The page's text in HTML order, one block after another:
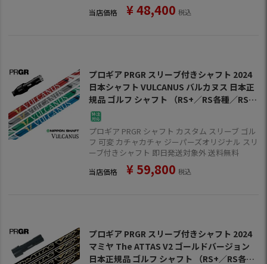
当店価格 ¥48,400 税込
プロギア PRGR スリーブ付きシャフト 2024
日本シャフト VULCANUS バルカヌス 日本正
規品 ゴルフ シャフト （RS+／RS各種／RSF
各種 ）
プロギア PRGR シャフト カスタム スリーブ ゴル
フ 可変 カチャカチャ ジーパーズオリジナル スリ
ーブ付きシャフト 即日発送対象外 送料無料
当店価格 ¥ 59,800 税込
プロギア PRGR スリーブ付きシャフト 2024
マミヤ The ATTAS V2 ゴールドバージョン
日本正規品 ゴルフ シャフト （RS+／RS各種